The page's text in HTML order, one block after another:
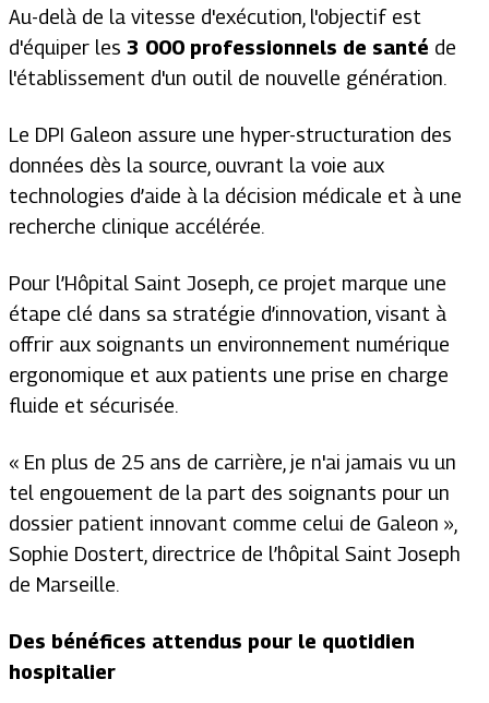
Au-delà de la vitesse d'exécution, l'objectif est
d'équiper les 3 000 professionnels de santé de
l'établissement d'un outil de nouvelle génération.
Le DPI Galeon assure une hyper-structuration des
données dès la source, ouvrant la voie aux
technologies d’aide à la décision médicale et à une
recherche clinique accélérée.
Pour l’Hôpital Saint Joseph, ce projet marque une
étape clé dans sa stratégie d’innovation, visant à
offrir aux soignants un environnement numérique
ergonomique et aux patients une prise en charge
fluide et sécurisée.
« En plus de 25 ans de carrière, je n'ai jamais vu un
tel engouement de la part des soignants pour un
dossier patient innovant comme celui de Galeon »,
Sophie Dostert, directrice de l’hôpital Saint Joseph
de Marseille.
Des bénéfices attendus pour le quotidien
hospitalier